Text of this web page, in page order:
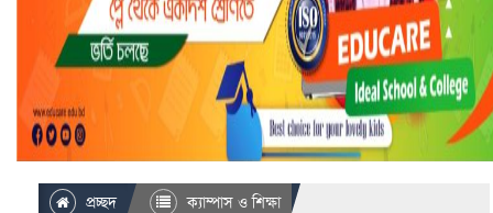
প্রচ্ছদ
ক্যাম্পাস ও শিক্ষা